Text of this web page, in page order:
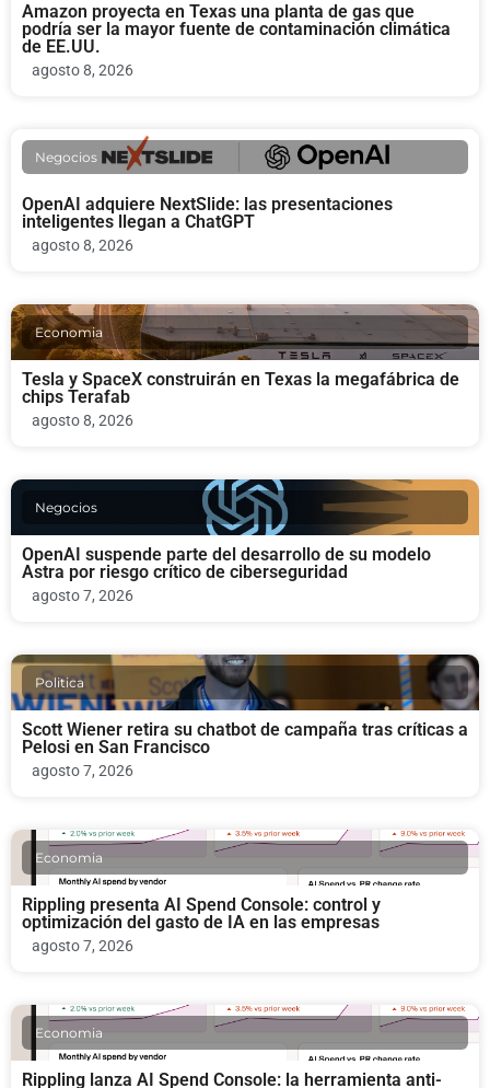
Amazon proyecta en Texas una planta de gas que
podría ser la mayor fuente de contaminación climática
de EE.UU.
agosto 8, 2026
Negocios
OpenAI adquiere NextSlide: las presentaciones
inteligentes llegan a ChatGPT
agosto 8, 2026
Economia
Tesla y SpaceX construirán en Texas la megafábrica de
chips Terafab
agosto 8, 2026
Negocios
OpenAI suspende parte del desarrollo de su modelo
Astra por riesgo crítico de ciberseguridad
agosto 7, 2026
Politica
Scott Wiener retira su chatbot de campaña tras críticas a
Pelosi en San Francisco
agosto 7, 2026
Economia
Rippling presenta AI Spend Console: control y
optimización del gasto de IA en las empresas
agosto 7, 2026
Economia
Rippling lanza AI Spend Console: la herramienta anti-